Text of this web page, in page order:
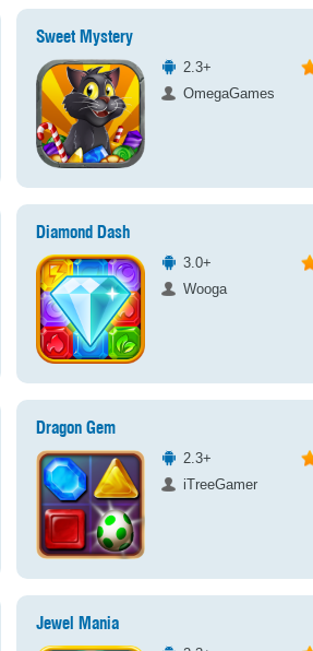
Sweet Mystery
2.3+
OmegaGames
Diamond Dash
3.0+
Wooga
Dragon Gem
2.3+
iTreeGamer
Jewel Mania